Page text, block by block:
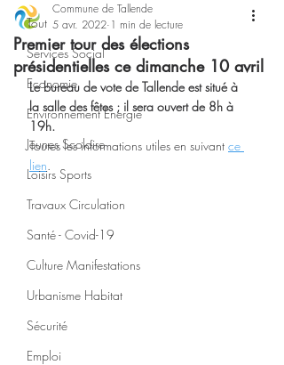
Tout
Services Social
Economie
Environnement Energie
Jeunes Scolaire
Loisirs Sports
Travaux Circulation
Santé - Covid-19
Culture Manifestations
Urbanisme Habitat
Sécurité
Emploi
Premier tour des élections
présidentielles ce dimanche 10 avril
Commune de Tallende
5 avr. 2022 1 min de lecture
Le bureau de vote de Tallende est situé à
la salle des fêtes ; il sera ouvert de 8h à
19h.
Toutes les informations utiles en suivant ce
lien.